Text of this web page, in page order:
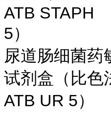
ATB STAPH
5）
尿道肠细菌药
试剂盒（比色
ATB UR 5）